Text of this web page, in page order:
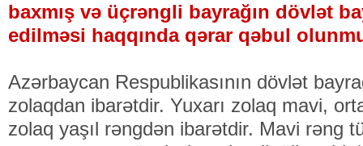
baxmış və üçrəngli bayrağın dövlət
edilməsi haqqında qərar qəbul
Azərbaycan Respublikasının dövlət
zolaqdan ibarətdir. Yuxarı zolaq mavi,
zolaq yaşıl rəngdən ibarətdir. Mavi rəng